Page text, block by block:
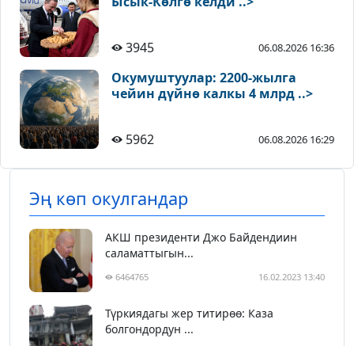
3945 06.08.2026 16:36
Окумуштуулар: 2200-жылга
чейин дүйнө калкы 4 млрд ..>
5962 06.08.2026 16:29
Эң көп окулгандар
АКШ президенти Джо Байдендиин
саламаттыгын...
6464765 16.02.2023 13:40
Түркиядагы жер титирөө: Каза
болгондордун ...